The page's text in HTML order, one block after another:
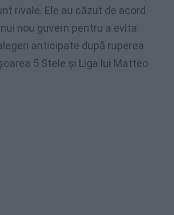
rivale. Ele au căzut de acord
nou guvern pentru a evita
anticipate după ruperea
5 Stele şi Liga lui Matteo